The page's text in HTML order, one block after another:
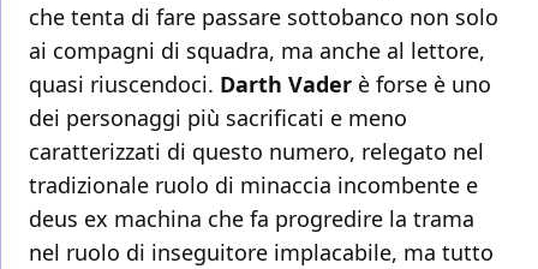
che tenta di fare passare sottobanco non solo
ai compagni di squadra, ma anche al lettore,
quasi riuscendoci. Darth Vader è forse è uno
dei personaggi più sacrificati e meno
caratterizzati di questo numero, relegato nel
tradizionale ruolo di minaccia incombente e
deus ex machina che fa progredire la trama
nel ruolo di inseguitore implacabile, ma tutto